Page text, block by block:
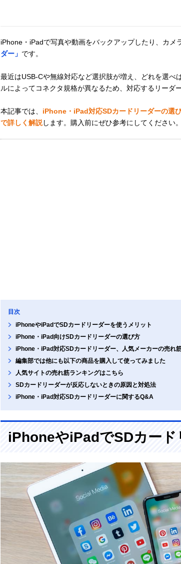
iPhone・iPadで写真や動画をバックアップしたり、カメ
ダー」 です。
最近はUSB-Cや無線対応など選択肢が増え、どれを選
ルによってコネクタ規格が異なるため、対応するリーダ
本記事では、 iPhone・iPad対応SDカードリーダーの選
で詳しく解説します。購入前にぜひ参考にしてください。
目次
iPhoneやiPadでSDカードリーダーを使うメリット
iPhone・iPad向けSDカードリーダーの選び方
iPhone・iPad対応SDカードリーダー、人気メーカーの売れ
編集部では他にも以下の商品を購入して使ってみました
人気サイトの売れ筋ランキングはこちら
SDカードリーダーが反応しないときの原因と対処法
iPhone・iPad対応SDカードリーダーに関するQ&A
iPhoneやiPadでSDカード